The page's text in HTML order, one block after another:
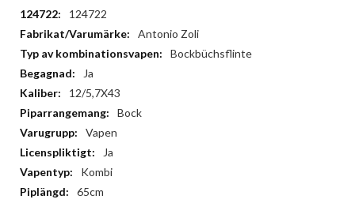
Mer
information
124722
Antonio Zoli
Bockbüchsflinte
Ja
12/5,7X43
Bock
Vapen
Ja
Kombi
65cm